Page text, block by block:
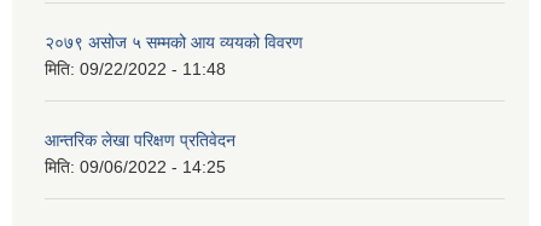
२०७९ असोज ५ सम्मको आय व्ययको विवरण
मिति: 09/22/2022 - 11:48
आन्तरिक लेखा परिक्षण प्रतिवेदन
मिति: 09/06/2022 - 14:25